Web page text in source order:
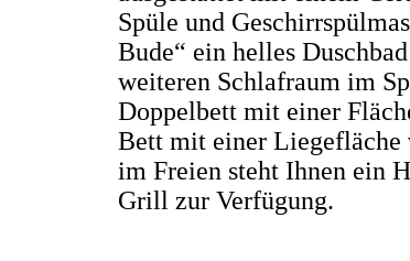
Spüle und
Bude“ ein helles
weiteren Schlafraum im
Doppelbett mit einer
Bett mit einer Liegefläche
im Freien steht Ihnen ein
Grill zur Verfügung.